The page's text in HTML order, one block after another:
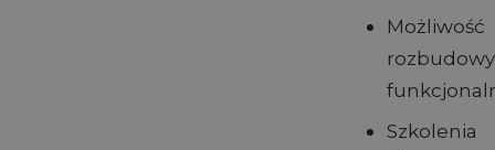
Możliwość
rozbudowy
Szkolenia